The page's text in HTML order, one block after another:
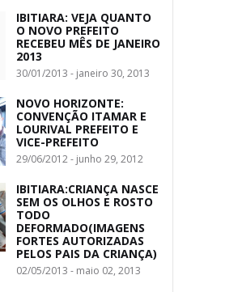
IBITIARA: VEJA QUANTO
O NOVO PREFEITO
RECEBEU MÊS DE JANEIRO
2013
30/01/2013 - janeiro 30, 2013
NOVO HORIZONTE:
CONVENÇÃO ITAMAR E
LOURIVAL PREFEITO E
VICE-PREFEITO
29/06/2012 - junho 29, 2012
IBITIARA:CRIANÇA NASCE
SEM OS OLHOS E ROSTO
TODO
DEFORMADO(IMAGENS
FORTES AUTORIZADAS
PELOS PAIS DA CRIANÇA)
02/05/2013 - maio 02, 2013